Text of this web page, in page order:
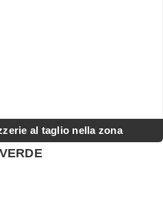
al taglio nella zona